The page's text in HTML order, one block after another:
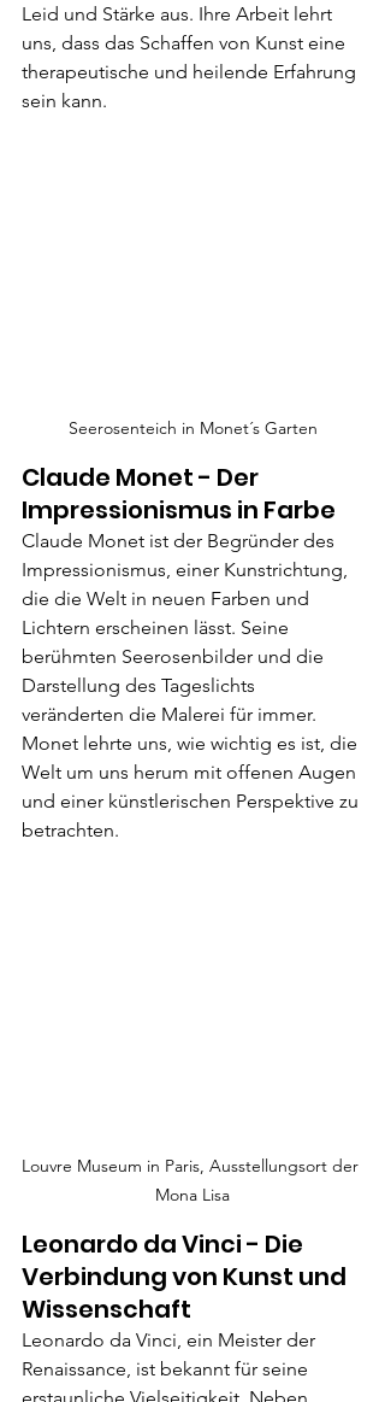
Leid und Stärke aus. Ihre Arbeit lehrt
uns, dass das Schaffen von Kunst eine
therapeutische und heilende Erfahrung
sein kann.
Seerosenteich in Monet´s Garten
Claude Monet - Der
Impressionismus in Farbe
Claude Monet ist der Begründer des
Impressionismus, einer Kunstrichtung,
die die Welt in neuen Farben und
Lichtern erscheinen lässt. Seine
berühmten Seerosenbilder und die
Darstellung des Tageslichts
veränderten die Malerei für immer.
Monet lehrte uns, wie wichtig es ist, die
Welt um uns herum mit offenen Augen
und einer künstlerischen Perspektive zu
betrachten.
Louvre Museum in Paris, Ausstellungsort der
Mona Lisa
Leonardo da Vinci - Die
Verbindung von Kunst und
Wissenschaft
Leonardo da Vinci, ein Meister der
Renaissance, ist bekannt für seine
erstaunliche Vielseitigkeit. Neben